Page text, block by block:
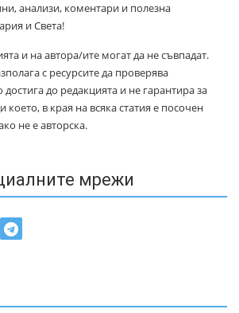
анализи, коментари и полезна
и Света!
и на автора/ите могат да не съвпадат.
с ресурсите да проверява
до редакцията и не гарантира за
което, в края на всяка статия е посочен
не е авторска.
мрежи